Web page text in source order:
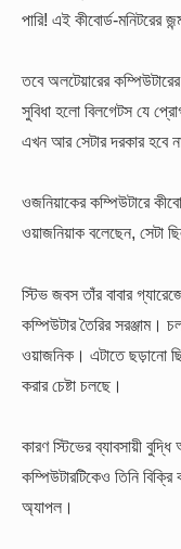
পারি! এই কীবোর্ড-মনিটরের
তবে অলটেয়ারের
সুবিধা হলো বিলগেটস যে
এখন আর সেটার দরকার হবে
ওজনিয়াকের কম্পিউটারে
ওয়াজনিয়াক বলেছেন, সেটা
স্টিভ জবস তাঁর বাবার
কম্পিউটার তৈরির সরঞ্জাম।
ওয়াজনিক। এটাতে ছড়ানো
করার চেষ্টা চলছে।
কারণ স্টিভের ব্যাবসায়ী
কম্পিউটারটিকেও তিনি
অ্যাপল।